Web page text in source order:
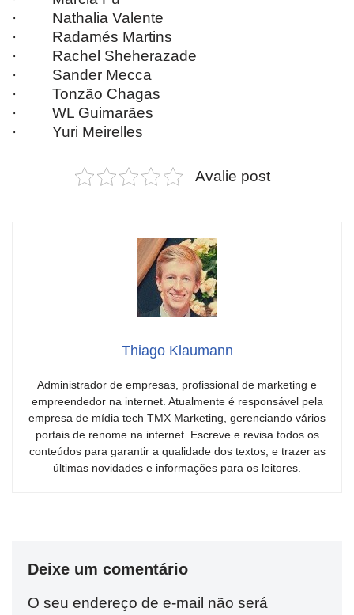
· Nathalia Valente
· Radamés Martins
· Rachel Sheherazade
· Sander Mecca
· Tonzão Chagas
· WL Guimarães
· Yuri Meirelles
Avalie post
Thiago Klaumann
Administrador de empresas, profissional de marketing e
empreendedor na internet. Atualmente é responsável pela
empresa de mídia tech TMX Marketing, gerenciando vários
portais de renome na internet. Escreve e revisa todos os
conteúdos para garantir a qualidade dos textos, e trazer as
últimas novidades e informações para os leitores.
Deixe um comentário
O seu endereço de e-mail não será